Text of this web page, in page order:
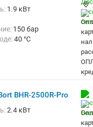
1.9 кВт
150 бар
40 °C
BHR-2500R-Pro
2.4 кВт